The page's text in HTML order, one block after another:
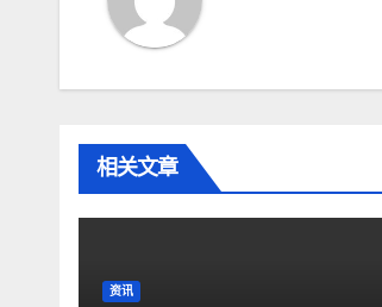
相关文章
资讯